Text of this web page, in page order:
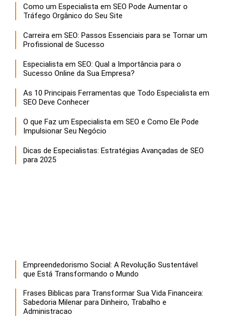
Como um Especialista em SEO Pode Aumentar o
Tráfego Orgânico do Seu Site
Carreira em SEO: Passos Essenciais para se Tornar um
Profissional de Sucesso
Especialista em SEO: Qual a Importância para o
Sucesso Online da Sua Empresa?
As 10 Principais Ferramentas que Todo Especialista em
SEO Deve Conhecer
O que Faz um Especialista em SEO e Como Ele Pode
Impulsionar Seu Negócio
Dicas de Especialistas: Estratégias Avançadas de SEO
para 2025
Empreendedorismo Social: A Revolução Sustentável
que Está Transformando o Mundo
Frases Biblicas para Transformar Sua Vida Financeira:
Sabedoria Milenar para Dinheiro, Trabalho e
Administracao